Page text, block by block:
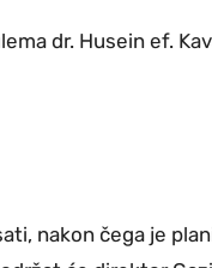
dr. Husein ef.
nakon čega je